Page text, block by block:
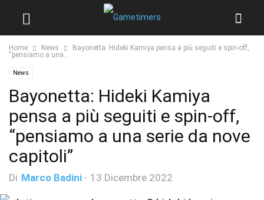
Home News
Bayonetta: Hideki Kamiya pensa a più seguiti e spin-off,
“pensiamo a una...
News
Bayonetta: Hideki Kamiya
pensa a più seguiti e spin-off,
“pensiamo a una serie da nove
capitoli”
Di Marco Badini - 13 Dicembre 2022